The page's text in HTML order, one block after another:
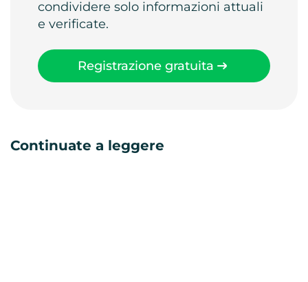
condividere solo informazioni attuali
e verificate.
Registrazione gratuita
Continuate a leggere